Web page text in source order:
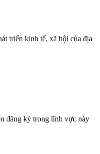
triển kinh tế, xã hội của địa
đăng ký trong lĩnh vực này